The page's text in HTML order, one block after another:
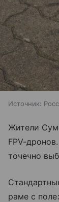
Источник:
Жители Сум
FPV-
точечно
раме с